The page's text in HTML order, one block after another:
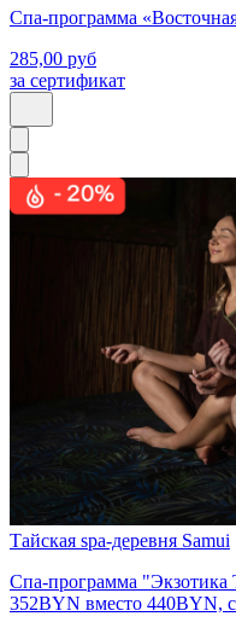
Спа-программа
285,00 руб
за сертификат
Тайская spa-деревня Samui
Спа-программа "Экзотика
352BYN вместо 440BYN,